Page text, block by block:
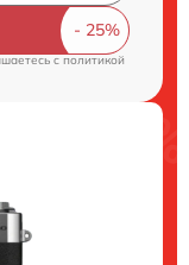
c политикой